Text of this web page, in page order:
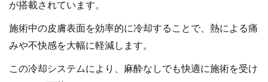
が搭載されています。
施術中の皮膚表面を効率的に冷却することで、熱による痛
みや不快感を大幅に軽減します。
この冷却システムにより、麻酔なしでも快適に施術を受け